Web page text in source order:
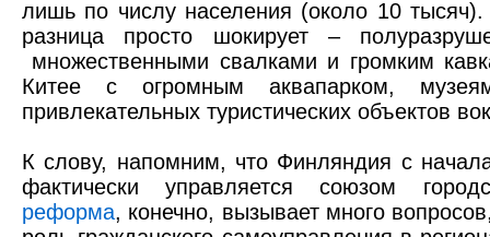
лишь по числу населения (около 10
разница просто шокирует –
множественными свалками и громким
Китее с огромным аквапарком,
привлекательных туристических объектов
К слову, напомним, что Финляндия с
фактически управляется союзом
реформа, конечно, вызывает много